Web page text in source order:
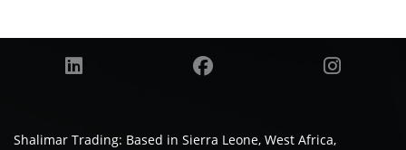
Shalimar Trading: Based in Sierra Leone, West Africa,